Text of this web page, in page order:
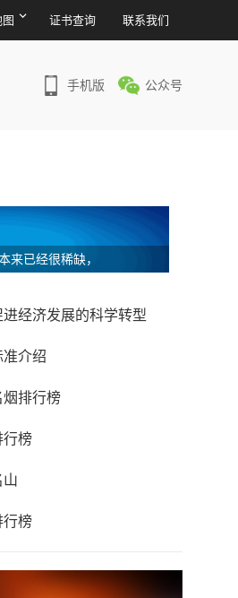
证书查询 联系我们
手机版 公众号
来已经很稀缺，
经济发展的科学转型
准介绍
烟排行榜
行榜
山
行榜